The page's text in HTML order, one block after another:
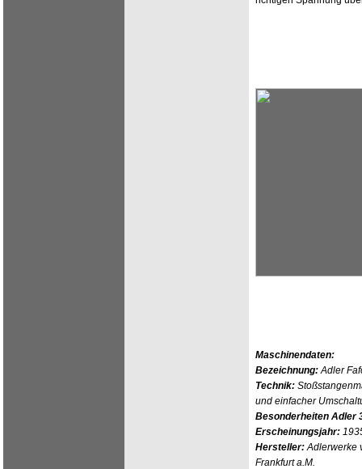
Maschinendaten:
Bezeichnung:Adler
Technik:
und einfacher
Besonderheiten Adler
Erscheinungsjahr:
Hersteller:Adlerwerke
Frankfurt a.M.